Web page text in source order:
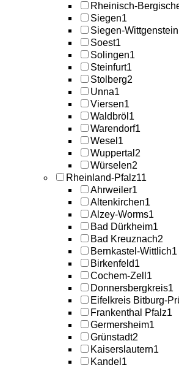
Rheinisch-
Siegen1
Siegen-Wittgenstein
Soest1
Solingen1
Steinfurt1
Stolberg2
Unna1
Viersen1
Waldbröl 1
Warendorf1
Wesel 1
Wuppertal 2
Würselen2
Rheinland-Pfalz11
Ahrweiler1
Altenkirchen1
Alzey-Worms1
Bad Dürkheim1
Bad Kreuznach2
Bernkastel-Wittlich1
Birkenfeld1
Cochem-Zell 1
Donnersbergkreis1
Eifelkreis Bitburg-
Frankenthal Pfalz1
Germersheim1
Grünstadt2
Kaiserslautern1
Kandel 1